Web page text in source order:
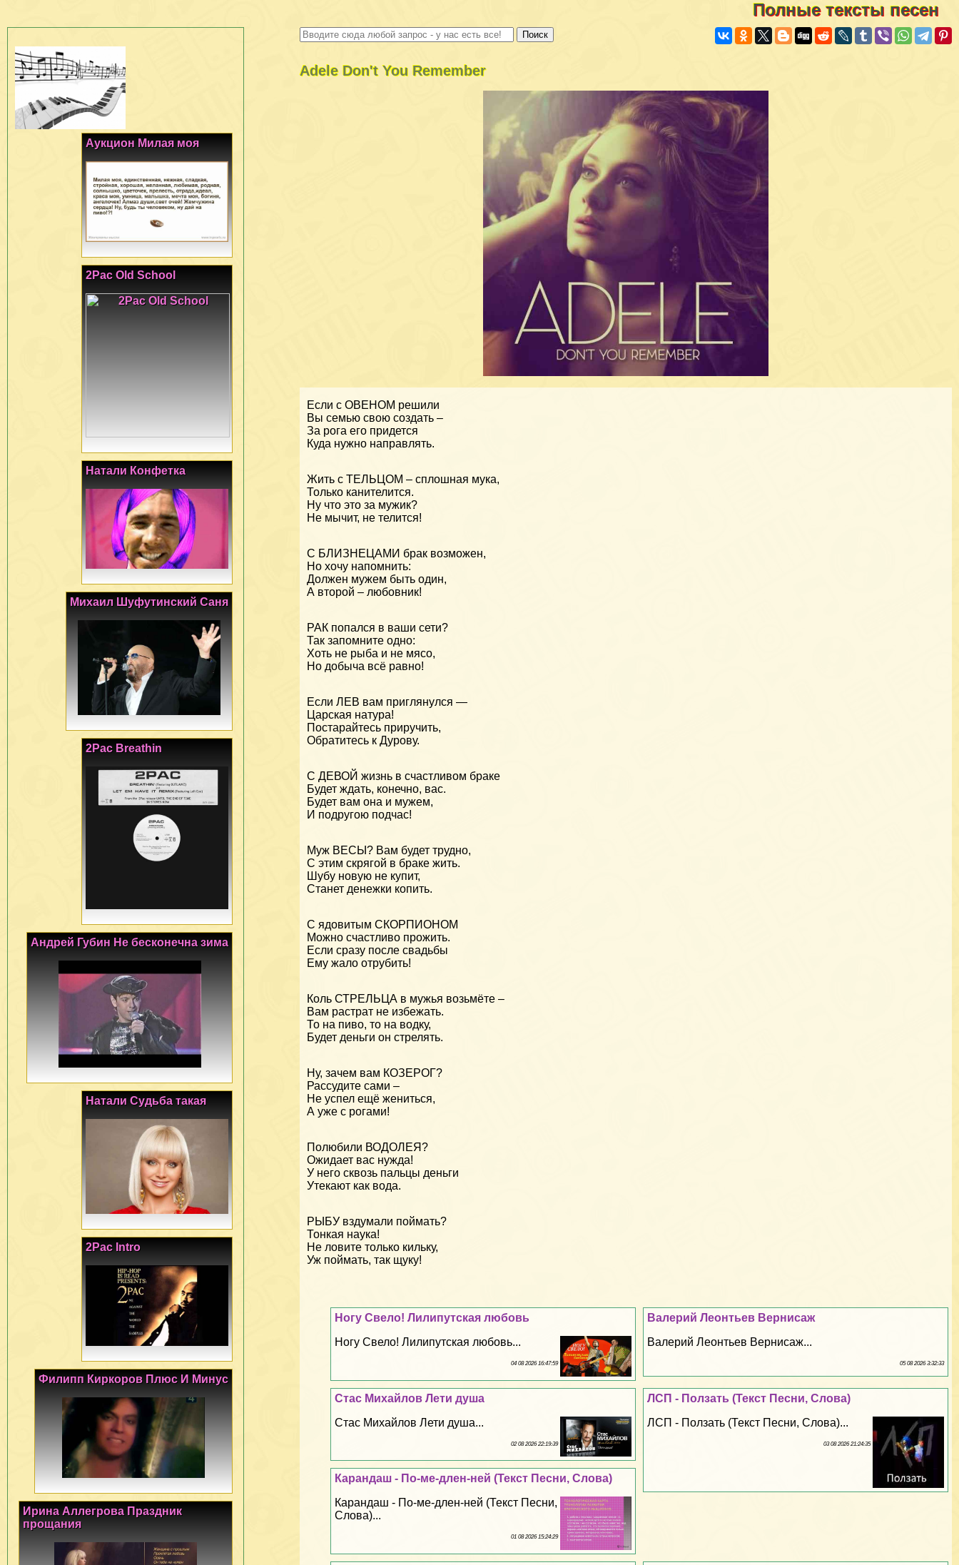
Полные тексты песен
Adele Don't You Remember
Если с ОВЕНОМ решили
Вы семью свою создать –
За рога его придется
Куда нужно направлять.
Жить с ТЕЛЬЦОМ – сплошная мука,
Только канителится.
Ну что это за мужик?
Не мычит, не телится!
С БЛИЗНЕЦАМИ брак возможен,
Но хочу напомнить:
Должен мужем быть один,
А второй – любовник!
РАК попался в ваши сети?
Так запомните одно:
Хоть не рыба и не мясо,
Но добыча всё равно!
Если ЛЕВ вам приглянулся —
Царская натура!
Постарайтесь приручить,
Обратитесь к Дурову.
С ДЕВОЙ жизнь в счастливом браке
Будет ждать, конечно, вас.
Будет вам она и мужем,
И подругою подчас!
Муж ВЕСЫ? Вам будет трудно,
С этим скрягой в браке жить.
Шубу новую не купит,
Станет денежки копить.
С ядовитым СКОРПИОНОМ
Можно счастливо прожить.
Если сразу после свадьбы
Ему жало отрубить!
Коль СТРЕЛЬЦА в мужья возьмёте –
Вам растрат не избежать.
То на пиво, то на водку,
Будет деньги он стрелять.
Ну, зачем вам КОЗЕРОГ?
Рассудите сами –
Не успел ещё жениться,
А уже с рогами!
Полюбили ВОДОЛЕЯ?
Ожидает вас нужда!
У него сквозь пальцы деньги
Утекают как вода.
РЫБУ вздумали поймать?
Тонкая наука!
Не ловите только кильку,
Уж поймать, так щуку!
Валерий Леонтьев Вернисаж
Валерий Леонтьев Вернисаж...
05 08 2026 3:32:33
Ногу Свело! Лилипутская любовь
Ногу Свело! Лилипутская любовь...
04 08 2026 16:47:59
ЛСП - Ползать (Текст Песни, Слова)
ЛСП - Ползать (Текст Песни, Слова)...
03 08 2026 21:24:35
Стас Михайлов Лети душа
Стас Михайлов Лети душа...
02 08 2026 22:19:39
Карандаш - По-ме-длен-ней (Текст Песни, Слова)
Карандаш - По-ме-длен-ней (Текст Песни,
Слова)...
01 08 2026 15:24:29
Аукцион Милая моя
2Pac Old School
Натали Конфетка
Михаил Шуфутинский Саня
2Pac Breathin
Андрей Губин Не бесконечна зима
Натали Судьба такая
2Pac Intro
Филипп Киркоров Плюс И Минус
Ирина Аллегрова Праздник
прощания